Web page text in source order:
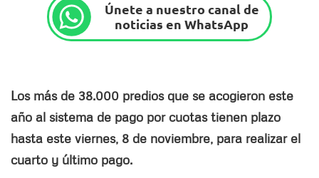
Únete a nuestro canal de
noticias en WhatsApp
Los más de 38.000 predios que se acogieron este
año al sistema de pago por cuotas tienen plazo
hasta este viernes, 8 de noviembre, para realizar el
cuarto y último pago.